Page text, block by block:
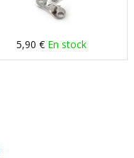
5,90 € En stock